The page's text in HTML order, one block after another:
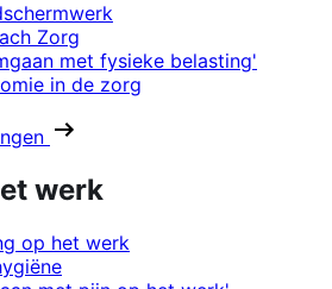
Zorg
met fysieke belasting'
in de zorg
werk
op het werk